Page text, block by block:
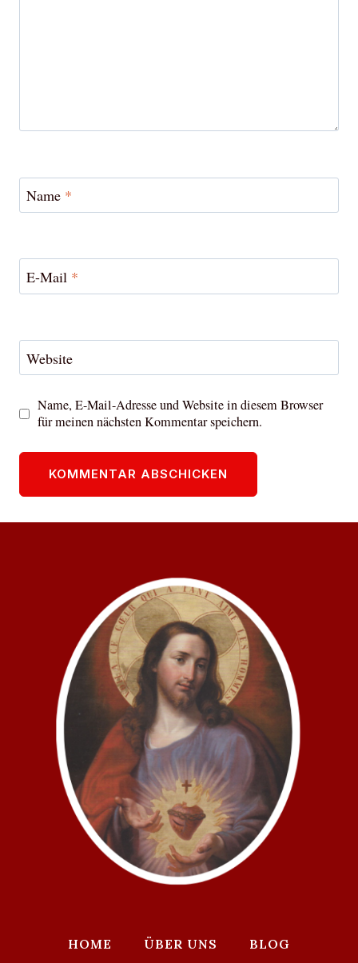
Name *
E-Mail *
Website
Name, E-Mail-Adresse und Website in diesem Browser
für meinen nächsten Kommentar speichern.
HOME ÜBER UNS BLOG